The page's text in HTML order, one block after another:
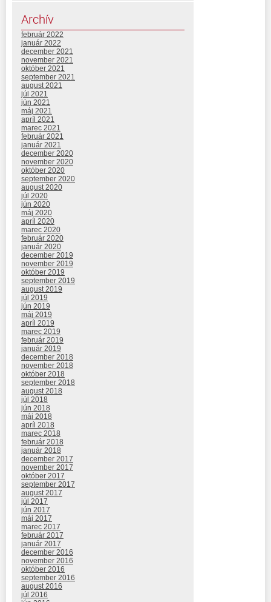
Archív
február 2022
január 2022
december 2021
november 2021
október 2021
september 2021
august 2021
júl 2021
jún 2021
máj 2021
apríl 2021
marec 2021
február 2021
január 2021
december 2020
november 2020
október 2020
september 2020
august 2020
júl 2020
jún 2020
máj 2020
apríl 2020
marec 2020
február 2020
január 2020
december 2019
november 2019
október 2019
september 2019
august 2019
júl 2019
jún 2019
máj 2019
apríl 2019
marec 2019
február 2019
január 2019
december 2018
november 2018
október 2018
september 2018
august 2018
júl 2018
jún 2018
máj 2018
apríl 2018
marec 2018
február 2018
január 2018
december 2017
november 2017
október 2017
september 2017
august 2017
júl 2017
jún 2017
máj 2017
marec 2017
február 2017
január 2017
december 2016
november 2016
október 2016
september 2016
august 2016
júl 2016